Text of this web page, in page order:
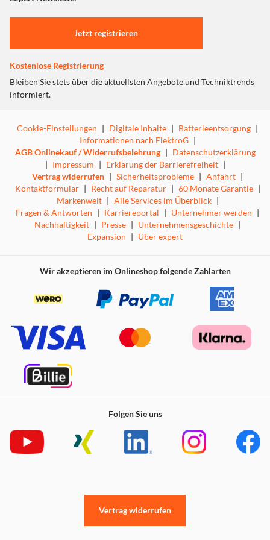
Einstellungen anpassen
Jetzt registrieren
Kostenlose Registrierung
Bleiben Sie stets über die aktuellsten Angebote und Techniktrends
informiert.
Cookie-Einstellungen | Digitale Inhalte | Batterieentsorgung |
Informationen nach ElektroG |
AGB Onlinekauf / Widerrufsbelehrung | Datenschutzerklärung
| Impressum | Erklärung der Barrierefreiheit |
Vertrag widerrufen | Sicherheitsprobleme | Anfahrt |
Kontaktformular | Recht auf Reparatur | 60 Monate Garantie |
Markenwelt | Alle Services im Überblick |
Fragen & Antworten | Karriereportal | Unternehmer werden |
Nachhaltigkeit | Presse | Unternehmensgeschichte |
Expansion | Über expert
Wir akzeptieren im Onlineshop folgende Zahlarten
Folgen Sie uns
Vertrag widerrufen